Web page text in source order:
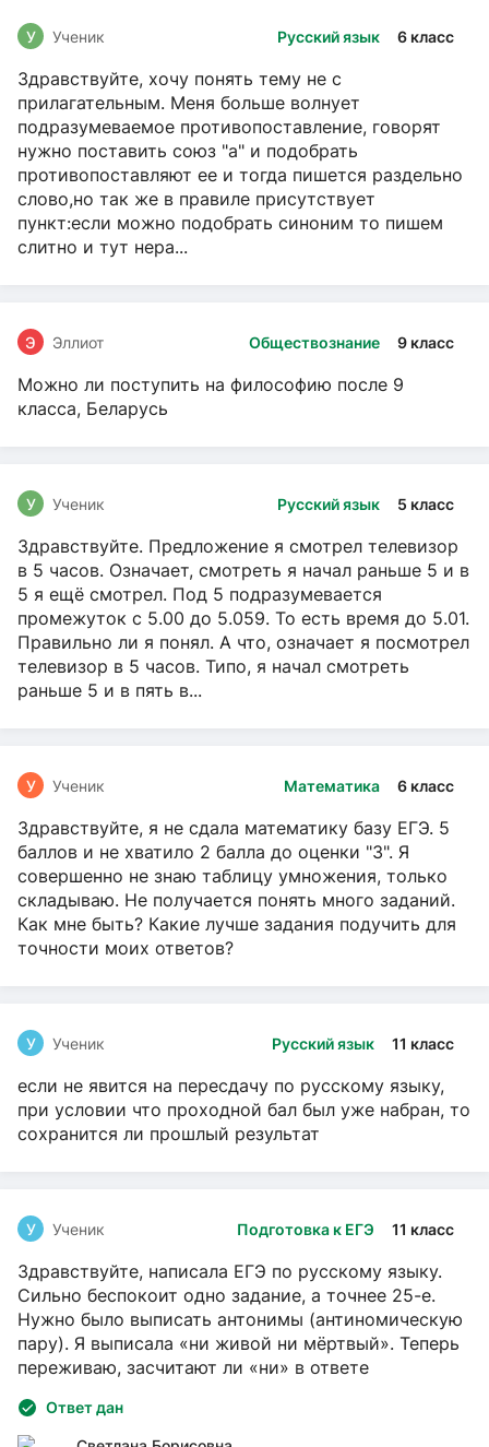
Русский язык 6 класс
У Ученик
Здравствуйте, хочу понять тему не с
прилагательным. Меня больше волнует
подразумеваемое противопоставление, говорят
нужно поставить союз "а" и подобрать
противопоставляют ее и тогда пишется раздельно
слово,но так же в правиле присутствует
пункт:если можно подобрать синоним то пишем
слитно и тут нера...
Обществознание 9 класс
Э Эллиот
Можно ли поступить на философию после 9
класса, Беларусь
Русский язык 5 класс
У Ученик
Здравствуйте. Предложение я смотрел телевизор
в 5 часов. Означает, смотреть я начал раньше 5 и в
5 я ещё смотрел. Под 5 подразумевается
промежуток с 5.00 до 5.059. То есть время до 5.01.
Правильно ли я понял. А что, означает я посмотрел
телевизор в 5 часов. Типо, я начал смотреть
раньше 5 и в пять в...
Математика 6 класс
У Ученик
Здравствуйте, я не сдала математику базу ЕГЭ. 5
баллов и не хватило 2 балла до оценки "3". Я
совершенно не знаю таблицу умножения, только
складываю. Не получается понять много заданий.
Как мне быть? Какие лучше задания подучить для
точности моих ответов?
Русский язык 11 класс
У Ученик
если не явится на пересдачу по русскому языку,
при условии что проходной бал был уже набран, то
сохранится ли прошлый результат
Подготовка к ЕГЭ 11 класс
У Ученик
Здравствуйте, написала ЕГЭ по русскому языку.
Сильно беспокоит одно задание, а точнее 25-е.
Нужно было выписать антонимы (антиномическую
пару). Я выписала «ни живой ни мёртвый». Теперь
переживаю, засчитают ли «ни» в ответе
Ответ дан